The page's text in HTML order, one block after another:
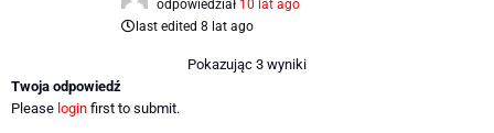
odpowiedział 10 lat ago
last edited 8 lat ago
Pokazując 3 wyniki
Twoja odpowiedź
Please login first to submit.